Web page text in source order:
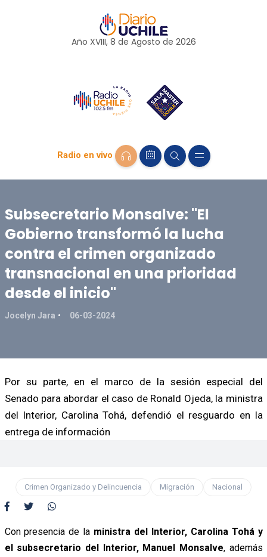
Año XVIII, 8 de Agosto de 2026
Radio en vivo
Subsecretario Monsalve: "El
Gobierno transformó la lucha
contra el crimen organizado
transnacional en una prioridad
desde el inicio"
Jocelyn Jara 06-03-2024
Por su parte, en el marco de la sesión especial del
Senado para abordar el caso de Ronald Ojeda, la ministra
del Interior, Carolina Tohá, defendió el resguardo en la
entrega de información
Crimen Organizado y Delincuencia Migración Nacional
Con presencia de la ministra del Interior, Carolina Tohá y
el subsecretario del Interior, Manuel Monsalve, además